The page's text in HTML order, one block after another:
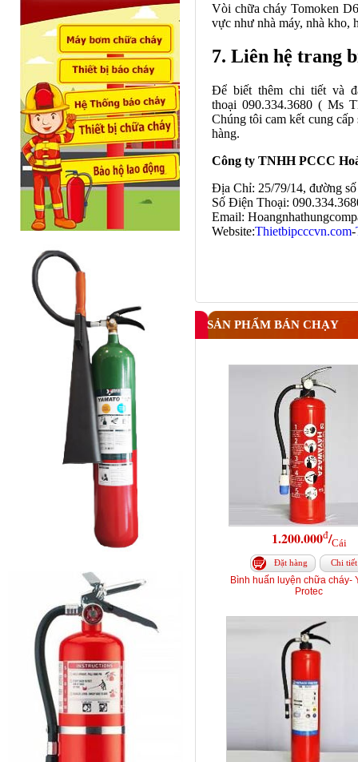
Vòi chữa cháy Tomoken
vực như nhà máy, nhà kho,
7. Liên hệ trang
Để biết thêm chi tiết và
thoại 090.334.3680 ( Ms
Chúng tôi cam kết cung
hàng.
Công ty TNHH PCCC
Địa Chỉ: 25/79/14, đường
Số Điện Thoại:
Email:
Website:Thietbipcccvn.com-
SẢN PHẨM BÁN CHẠY
1.200.000đ/Cái
Đặt hàng Chi tiết
Bình huấn luyện chữa cháy-
Protec